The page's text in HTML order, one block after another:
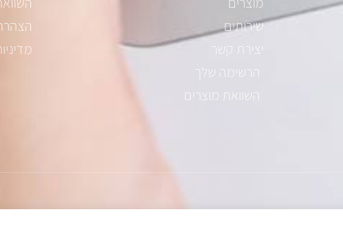
שירותים
יצירת קשר
הרשימה שלך
השוואת מוצרים